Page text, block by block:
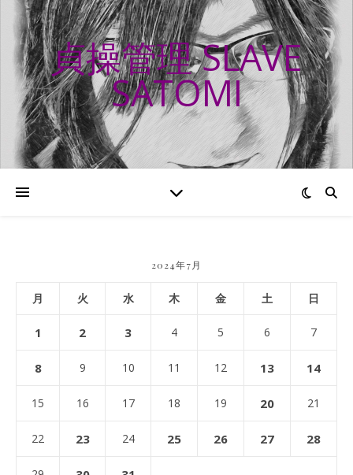
貞操管理 SLAVE
SATOMI
2024年7月
月 火 水 木 金 土 日
1 2 3 4 5 6 7
8 9 10 11 12 13 14
15 16 17 18 19 20 21
22 23 24 25 26 27 28